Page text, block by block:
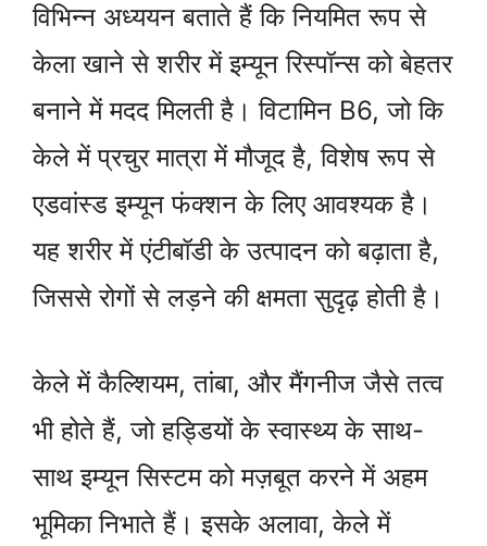
विभिन्न अध्ययन बताते हैं कि नियमित रूप से
केला खाने से शरीर में इम्यून रिस्पॉन्स को बेहतर
बनाने में मदद मिलती है। विटामिन B6, जो कि
केले में प्रचुर मात्रा में मौजूद है, विशेष रूप से
एडवांस्ड इम्यून फंक्शन के लिए आवश्यक है।
यह शरीर में एंटीबॉडी के उत्पादन को बढ़ाता है,
जिससे रोगों से लड़ने की क्षमता सुदृढ़ होती है।
केले में कैल्शियम, तांबा, और मैंगनीज जैसे तत्व
भी होते हैं, जो हड्डियों के स्वास्थ्य के साथ-
साथ इम्यून सिस्टम को मज़बूत करने में अहम
भूमिका निभाते हैं। इसके अलावा, केले में